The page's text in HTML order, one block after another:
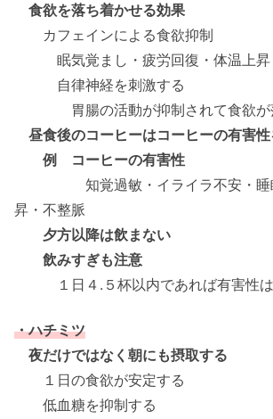
食欲を落ち着かせる効果
カフェインによる食欲抑制
眠気覚まし・疲労回復・体温上昇
自律神経を刺激する
胃腸の活動が抑制されて食欲が
昼食後のコーヒーはコーヒーの有害
例 コーヒーの有害性
知覚過敏・イライラ不安・睡眠
昇・不整脈
夕方以降は飲まない
飲みすぎも注意
１日４.５杯以内であれば有害性は
・ハチミツ
夜だけではなく朝にも摂取する
１日の食欲が安定する
低血糖を抑制する